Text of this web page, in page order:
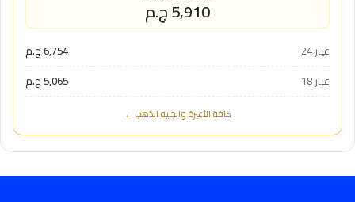
5,910 ج.م
عيار 24
6,754 ج.م
عيار 18
5,065 ج.م
كافة الأعيرة والجنيه الذهب ←